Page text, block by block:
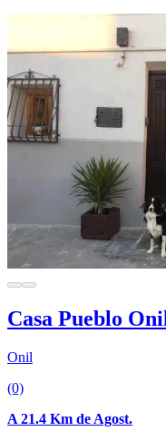
Casa Pueblo Onil
Onil
(0)
A 21.4 Km de Agost.